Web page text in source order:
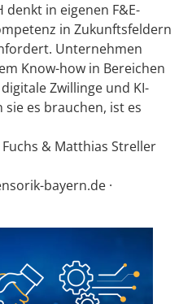
denkt in eigenen F&E-
in Zukunftsfeldern
Unternehmen
Know-how in Bereichen
Zwillinge und KI-
es brauchen, ist es
& Matthias Streller
bayern.de ·